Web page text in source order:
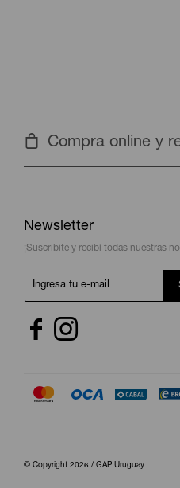
Compra online y
Newsletter
¡Suscribite y recibí todas nuestras
 
© Copyright 2026 / GAP Uruguay